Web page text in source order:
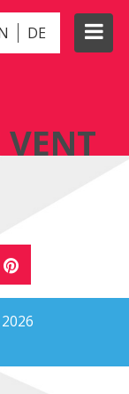
DE
VENT